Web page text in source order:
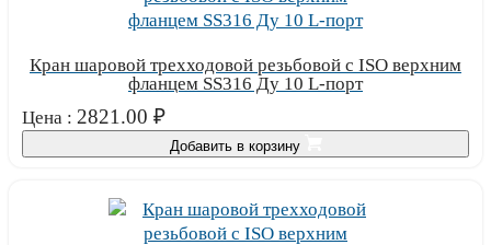
Кран шаровой трехходовой резьбовой с ISO верхним
фланцем SS316 Ду 10 L-порт
Цена : 2821.00 ₽
Добавить в корзину